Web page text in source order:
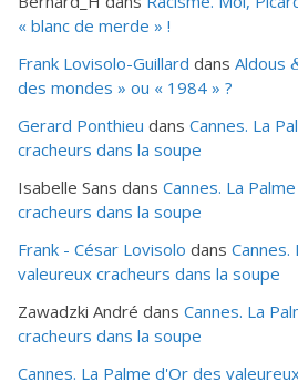
« blanc de merde » !
Frank Lovisolo-Guillard dans Aldous
des mondes » ou « 1984 » ?
Gerard Ponthieu dans Cannes. La
cracheurs dans la soupe
Isabelle Sans dans Cannes. La
cracheurs dans la soupe
Frank - César Lovisolo dans Cannes.
valeureux cracheurs dans la soupe
Zawadzki André dans Cannes. La
cracheurs dans la soupe
Cannes. La Palme d'Or des